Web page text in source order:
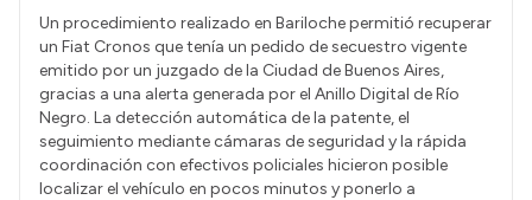
Un procedimiento realizado en Bariloche permitió recuperar
un Fiat Cronos que tenía un pedido de secuestro vigente
emitido por un juzgado de la Ciudad de Buenos Aires,
gracias a una alerta generada por el Anillo Digital de Río
Negro. La detección automática de la patente, el
seguimiento mediante cámaras de seguridad y la rápida
coordinación con efectivos policiales hicieron posible
localizar el vehículo en pocos minutos y ponerlo a